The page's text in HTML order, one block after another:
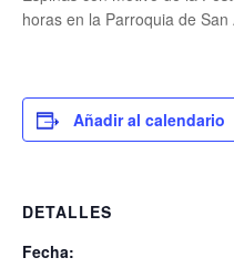
horas en la Parroquia de
Añadir al calendario
DETALLES
Fecha: